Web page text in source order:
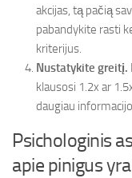
akcijas, tą pačią
pabandykite rasti
kriterijus.
Nustatykite greitį.
klausosi 1.2x ar
daugiau
Psichologinis
apie pinigus